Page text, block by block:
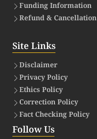
Funding Information
Refund & Cancellation
Site Links
Disclaimer
Privacy Policy
Ethics Policy
Correction Policy
Fact Checking Policy
Follow Us